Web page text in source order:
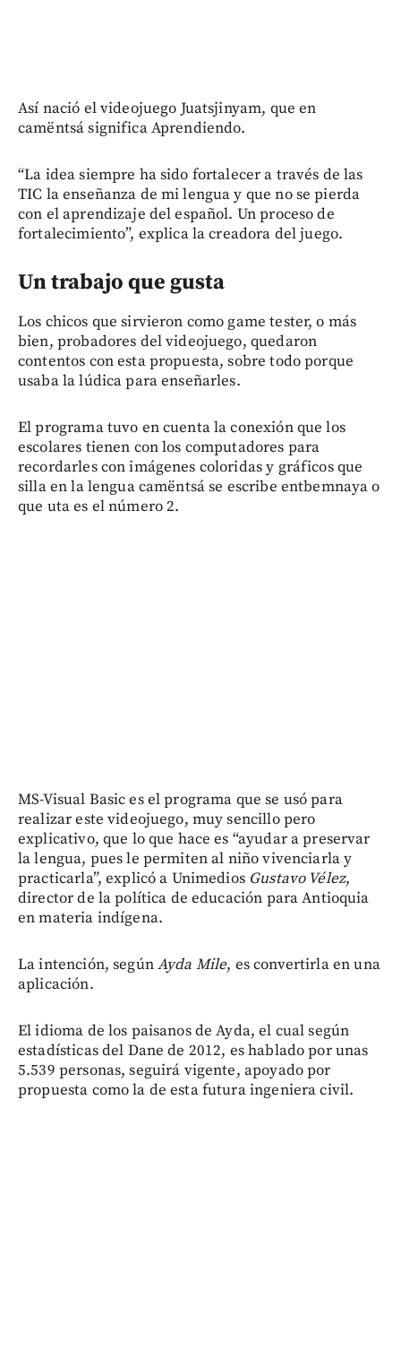
Así nació el videojuego Juatsjinyam, que en
camëntsá significa Aprendiendo.
“La idea siempre ha sido fortalecer a través de las
TIC la enseñanza de mi lengua y que no se pierda
con el aprendizaje del español. Un proceso de
fortalecimiento”, explica la creadora del juego.
Un trabajo que gusta
Los chicos que sirvieron como game tester, o más
bien, probadores del videojuego, quedaron
contentos con esta propuesta, sobre todo porque
usaba la lúdica para enseñarles.
El programa tuvo en cuenta la conexión que los
escolares tienen con los computadores para
recordarles con imágenes coloridas y gráficos que
silla en la lengua camëntsá se escribe entbemnaya o
que uta es el número 2.
MS-Visual Basic es el programa que se usó para
realizar este videojuego, muy sencillo pero
explicativo, que lo que hace es “ayudar a preservar
la lengua, pues le permiten al niño vivenciarla y
practicarla”, explicó a Unimedios Gustavo Vélez,
director de la política de educación para Antioquia
en materia indígena.
La intención, segúnAyda Mile, es convertirla en una
aplicación.
El idioma de los paisanos de Ayda, el cual según
estadísticas del Dane de 2012, es hablado por unas
5.539 personas, seguirá vigente, apoyado por
propuesta como la de esta futura ingeniera civil.